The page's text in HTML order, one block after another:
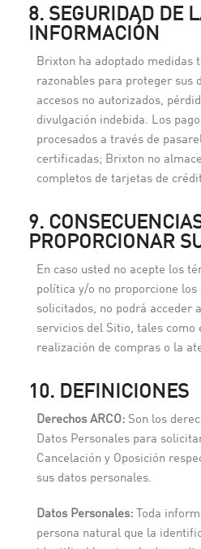
8. SEGURIDAD DE
INFORMACIÓN
Brixton ha adoptado medidas
razonables para proteger sus
accesos no autorizados,
divulgación indebida. Los
procesados a través de
certificadas; Brixton no
completos de tarjetas de
9.
PROPORCIONAR
En caso usted no acepte los
política y/o no proporcione los
solicitados, no podrá acceder
servicios del Sitio, tales como
realización de compras o la
10. DEFINICIONES
Derechos ARCO: Son los
Datos Personales para
Cancelación y Oposición
sus datos personales.
Datos Personales: Toda
persona natural que la